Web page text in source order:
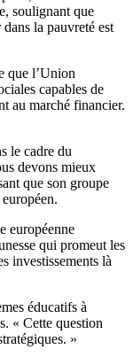
soulignant que
la pauvreté est
que l’Union
capables de
au marché financier.
le cadre du
devons mieux
que son groupe
européenne
qui promeut les
investissements là
éducatifs à
« Cette question
»